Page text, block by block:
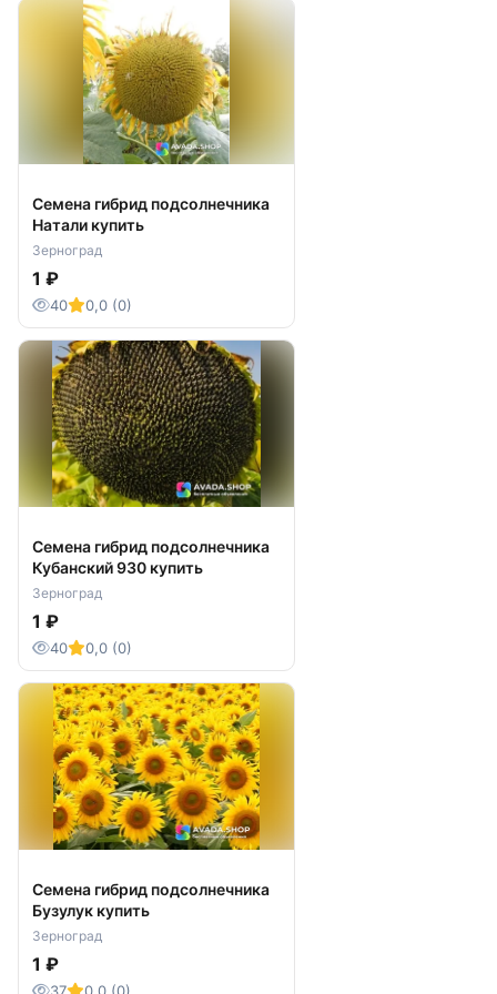
с подступенками), барные стойки, стойки
ресепшен и другие вещи.
В работе применяют максимально
качественные материалы с российских и
зарубежных карьеров – мрамор, гранит и
остальные разновидности природного камня, а
также кварцевый агломерат разного цвета и
и периоду использования не отличается от
природного материала. Все категории работ
осуществляются на собственном современном
технологии обработки камня и трудятся
мастера с многолетним опытом.
Основные преимущества обращения в «РиЭль-
Стоун» для клиентов разного статуса
Продукция и услуги предприятия «РиЭль-
Стоун» ориентированы на клиентов самого
различного статуса. И всегда исполнитель
предлагает решения для обустройства
оригинальных интерьеров в частных
отелях и ресторанах. Многочисленные
заказчики, которые остались в полной мере
довольны полученным результатом, готовы
«РиЭль-Стоун»:
• обширный перечень услуг «под ключ» – от
замеров и подготовки проекта до монтажа и
обслуживания;
• собственная производственная база с
новейшим оборудованием и постоянный
контроль качества на всех этапах;
• профессиональный опыт сотрудников более
15 лет – компания осуществляет работу со
камня;
• добросовестный подход – создание
эксклюзивных изделий по эскизам заказчика;
изделий транспортом компании и
Семена гибрид подсолнечника
Натали купить
Зерноград
1 ₽
40 0,0 (0)
Семена гибрид подсолнечника
Кубанский 930 купить
Зерноград
1 ₽
40 0,0 (0)
Семена гибрид подсолнечника
Бузулук купить
Зерноград
1 ₽